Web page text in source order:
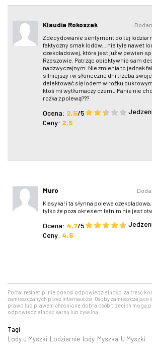
Klaudia Rokoszak
Zdecydowanie sentyment do tej
faktyczny smak lodów... nie tyle nawet
czekoladowej, która jest już w pewien
Rzeszowie. Patrząc obiektywnie sam
nadzwyczajnym. Nie zmienia to jednak
silniejszy i w słoneczne dni trzeba
delektować się lodem w rożku cukrowym
ktoś mi wytłumaczy czemu Panie nie
rożka z polewą???
Ocena: 2,5/5
Ceny: 2,5
Muro
Klasyka! i ta słynna polewa
tylko że poza okresem letnim nie jest
Ocena: 4,7/5
Ceny: 4,5
Portal resinet.pl nie ponosi odpowiedzialności za treść
zamieszczanych przez internautów. Osoby
prawo lub prawem chronione dobra osób trzecich mogą
odpowiedzialność karną lub cywilną.
Tagi
Lody u Myszki Lodziarnie lody Myszka U Myszki